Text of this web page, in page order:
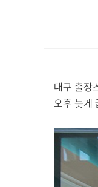
대구 출장
오후 늦게